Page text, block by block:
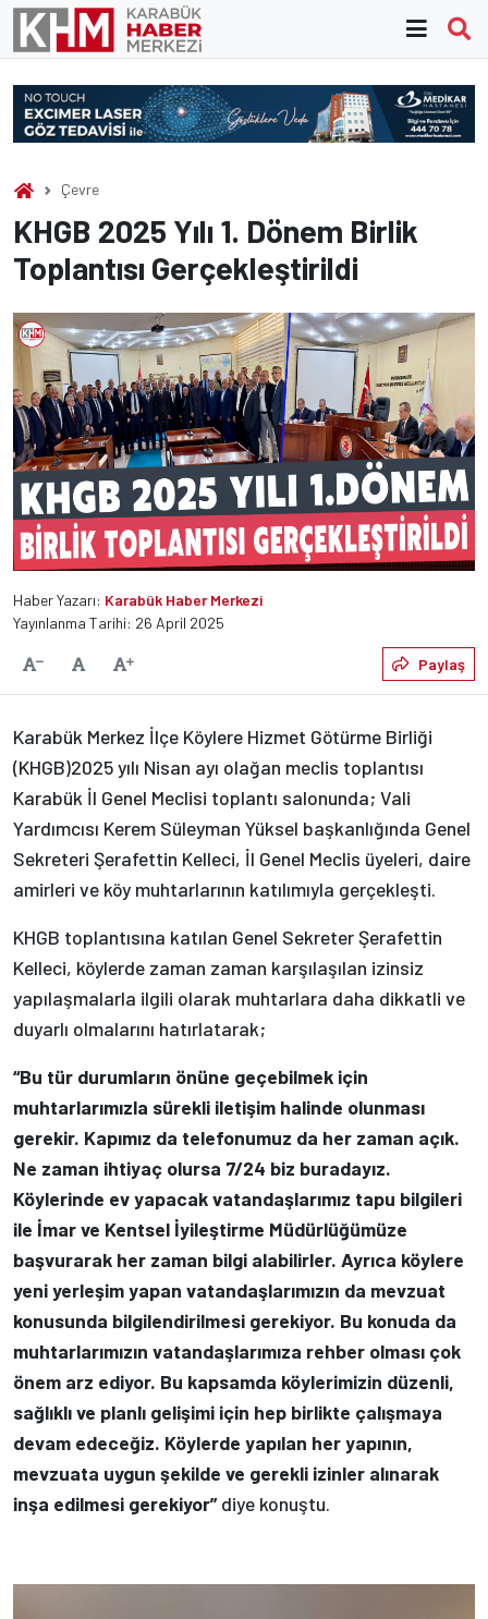
Skip
content
Çevre
KHGB 2025 Yılı 1. Dönem Birlik
Toplantısı Gerçekleştirildi
Haber Yazarı: Karabük Haber Merkezi
Yayınlanma Tarihi: 26 April 2025
Yazıyı KüçültVarsayılanYazıyı Büyüt Paylaş
Karabük Merkez İlçe Köylere Hizmet Götürme Birliği
(KHGB)2025 yılı Nisan ayı olağan meclis toplantısı
Karabük İl Genel Meclisi toplantı salonunda; Vali
Yardımcısı Kerem Süleyman Yüksel başkanlığında Genel
Sekreteri Şerafettin Kelleci, İl Genel Meclis üyeleri, daire
amirleri ve köy muhtarlarının katılımıyla gerçekleşti.
KHGB toplantısına katılan Genel Sekreter Şerafettin
Kelleci, köylerde zaman zaman karşılaşılan izinsiz
yapılaşmalarla ilgili olarak muhtarlara daha dikkatli ve
duyarlı olmalarını hatırlatarak;
“Bu tür durumların önüne geçebilmek için
muhtarlarımızla sürekli iletişim halinde olunması
gerekir. Kapımız da telefonumuz da her zaman açık.
Ne zaman ihtiyaç olursa 7/24 biz buradayız.
Köylerinde ev yapacak vatandaşlarımız tapu bilgileri
ile İmar ve Kentsel İyileştirme Müdürlüğümüze
başvurarak her zaman bilgi alabilirler. Ayrıca köylere
yeni yerleşim yapan vatandaşlarımızın da mevzuat
konusunda bilgilendirilmesi gerekiyor. Bu konuda da
muhtarlarımızın vatandaşlarımıza rehber olması çok
önem arz ediyor. Bu kapsamda köylerimizin düzenli,
sağlıklı ve planlı gelişimi için hep birlikte çalışmaya
devam edeceğiz. Köylerde yapılan her yapının,
mevzuata uygun şekilde ve gerekli izinler alınarak
inşa edilmesi gerekiyor”diye konuştu.